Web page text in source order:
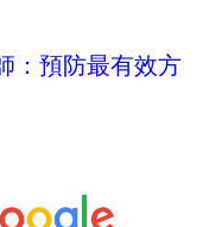
：預防最有效方